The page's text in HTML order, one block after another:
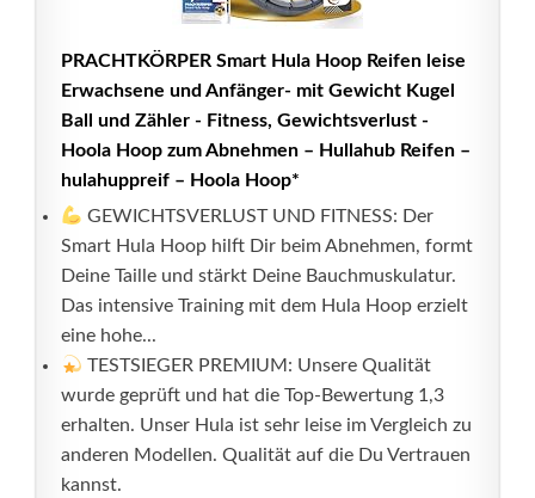
PRACHTKÖRPER Smart Hula Hoop Reifen leise
Erwachsene und Anfänger- mit Gewicht Kugel
Ball und Zähler - Fitness, Gewichtsverlust -
Hoola Hoop zum Abnehmen – Hullahub Reifen –
hulahuppreif – Hoola Hoop*
GEWICHTSVERLUST UND FITNESS: Der
Smart Hula Hoop hilft Dir beim Abnehmen, formt
Deine Taille und stärkt Deine Bauchmuskulatur.
Das intensive Training mit dem Hula Hoop erzielt
eine hohe...
TESTSIEGER PREMIUM: Unsere Qualität
wurde geprüft und hat die Top-Bewertung 1,3
erhalten. Unser Hula ist sehr leise im Vergleich zu
anderen Modellen. Qualität auf die Du Vertrauen
kannst.